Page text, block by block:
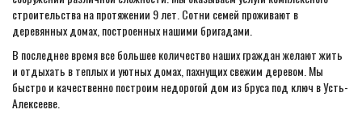
строительства на протяжении 9 лет. Сотни семей проживают в
деревянных домах, построенных нашими бригадами.
В последнее время все большее количество наших граждан желают жить
и отдыхать в теплых и уютных домах, пахнущих свежим деревом. Мы
быстро и качественно построим недорогой дом из бруса под ключ в Усть-
Алексееве.